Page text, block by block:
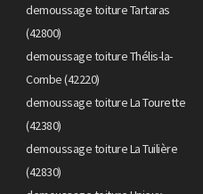
demoussage toiture Tartaras
(42800)
demoussage toiture Thélis-la-
Combe (42220)
demoussage toiture La Tourette
(42380)
demoussage toiture La Tuilière
(42830)